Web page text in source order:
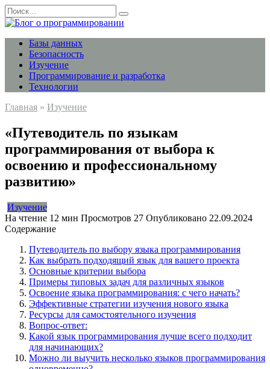
Перейти
к
содержанию
Search
for:
Базы данных
Безопасность
Изучение
Программирование и разработка
Технологии
Главная » Изучение
«Путеводитель по языкам
программирования от выбора к
освоению и профессиональному
развитию»
Изучение
На чтение 12 мин Просмотров 27 Опубликовано 22.09.2024
Содержание
Путеводитель по выбору языка программирования
Как выбрать подходящий язык для вашего проекта
Основные критерии выбора
Примеры типовых задач для различных языков
Освоение языка программирования: с чего начать?
Эффективные стратегии изучения нового языка
Ресурсы для самостоятельного изучения
Вопрос-ответ:
Какой язык программирования лучше всего подходит
для начинающих?
Можно ли выучить несколько языков программирования